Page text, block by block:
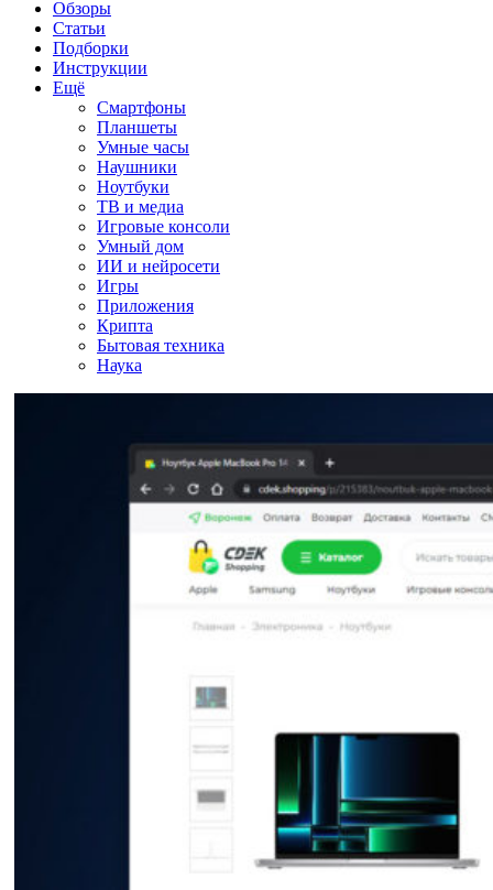
Обзоры
Статьи
Подборки
Инструкции
Ещё
Смартфоны
Планшеты
Умные часы
Наушники
Ноутбуки
ТВ и медиа
Игровые консоли
Умный дом
ИИ и нейросети
Игры
Приложения
Крипта
Бытовая техника
Наука